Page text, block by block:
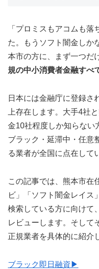
「プロミスもアコムも
た。もうソフト闇金し
本市の方に、まず一つだ
規の中小消費者金融すべ
日本には金融庁に登録さ
上存在します。大手4社
金10社程度しか知らない
ブラック・延滞中・任意
る業者が全国に点在して
この記事では、熊本市在
ビ」「ソフト闇金レイス
検索している方に向けて
レビューします。そして
正規業者を具体的に紹介
ブラック即日融資▶